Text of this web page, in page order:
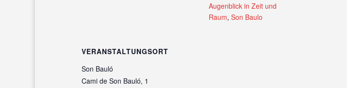
Augenblick in Zeit und
Raum, Son Baulo
VERANSTALTUNGSORT
Son Bauló
Cami de Son Bauló, 1